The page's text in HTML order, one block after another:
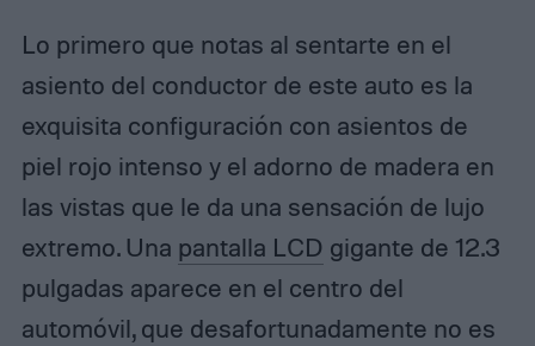
Lo primero que notas al sentarte en el
asiento del conductor de este auto es la
exquisita configuración con asientos de
piel rojo intenso y el adorno de madera en
las vistas que le da una sensación de lujo
extremo. Una pantalla LCD gigante de 12.3
pulgadas aparece en el centro del
automóvil, que desafortunadamente no es